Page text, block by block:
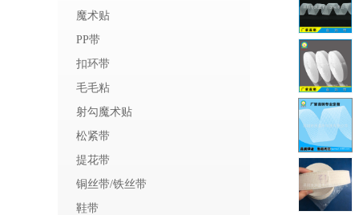
魔术贴
PP带
扣环带
毛毛粘
射勾魔术贴
松紧带
提花带
铜丝带/铁丝带
鞋带